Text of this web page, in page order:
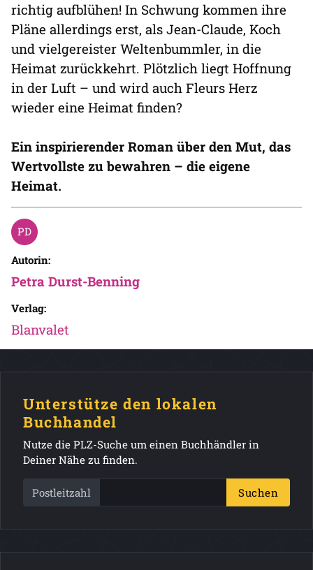
richtig aufblühen! In Schwung kommen ihre
Pläne allerdings erst, als Jean-Claude, Koch
und vielgereister Weltenbummler, in die
Heimat zurückkehrt. Plötzlich liegt Hoffnung
in der Luft – und wird auch Fleurs Herz
wieder eine Heimat finden?
Ein inspirierender Roman über den Mut, das
Wertvollste zu bewahren – die eigene
Heimat.
Autorin:
Petra Durst-Benning
Verlag:
Blanvalet
Unterstütze den lokalen
Buchhandel
Nutze die PLZ-Suche um einen Buchhändler in
Deiner Nähe zu finden.
Postleitzahl Suchen